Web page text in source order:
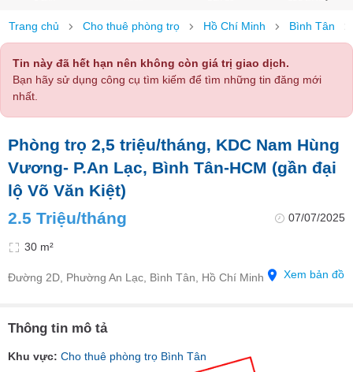
Trang chủ Cho thuê phòng trọ Hồ Chí Minh Bình Tân
Tin này đã hết hạn nên không còn giá trị giao dịch.
Bạn hãy sử dụng công cụ tìm kiếm để tìm những tin đăng mới
nhất.
Phòng trọ 2,5 triệu/tháng, KDC Nam Hùng
Vương- P.An Lạc, Bình Tân-HCM (gần đại
lộ Võ Văn Kiệt)
2.5 Triệu/tháng
07/07/2025
30 m²
Đường 2D, Phường An Lạc, Bình Tân, Hồ Chí Minh Xem bản đồ
Thông tin mô tả
Khu vực: Cho thuê phòng trọ Bình Tân